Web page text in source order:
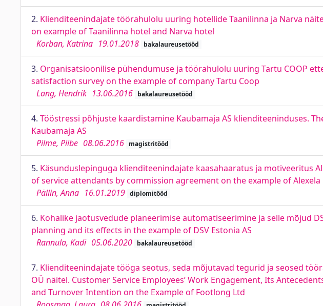
2. Klienditeenindajate töörahulolu uuring hotellide Taanilinna ja Narva
on example of Taanilinna hotel and Narva hotel
Korban, Katrina 19.01.2018 bakalaureusetööd
3. Organisatsioonilise pühendumuse ja töörahulolu uuring Tartu COOP
satisfaction survey on the example of company Tartu Coop
Lang, Hendrik 13.06.2016 bakalaureusetööd
4. Tööstressi põhjuste kaardistamine Kaubamaja AS klienditeeninduses.
Kaubamaja AS
Pilme, Piibe 08.06.2016 magistritööd
5. Käsunduslepinguga klienditeenindajate kaasahaaratus ja motiveeritus
of service attendants by commission agreement on the example of Alexela
Pällin, Anna 16.01.2019 diplomitööd
6. Kohalike jaotusvedude planeerimise automatiseerimine ja selle mõjud
planning and its effects in the example of DSV Estonia AS
Rannula, Kadi 05.06.2020 bakalaureusetööd
7. Klienditeenindajate tööga seotus, seda mõjutavad tegurid ja seosed
OÜ näitel. Customer Service Employees’ Work Engagement, Its
and Turnover Intention on the Example of Footlong Ltd